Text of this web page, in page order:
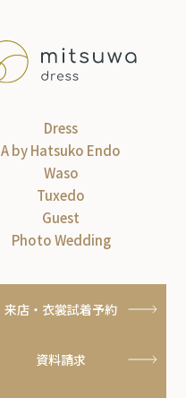
Dress
A by Hatsuko Endo
Waso
Tuxedo
Guest
Photo Wedding
来店・衣裳試着予約
資料請求